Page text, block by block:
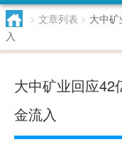
> 文章列表 > 大中
入
大中矿业回应42
金流入